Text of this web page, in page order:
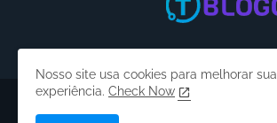
Nosso site usa cookies para melhorar sua
experiência. Check Now